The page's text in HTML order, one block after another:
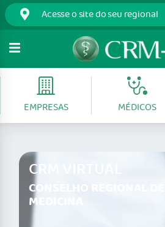
EMPRESAS MÉDICOS
CRM VIRTUAL
CONSELHO REGIONAL DE
MEDICINA